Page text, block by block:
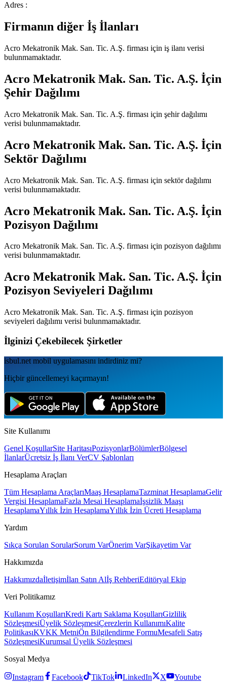
Adres :
Firmanın diğer İş İlanları
Acro Mekatronik Mak. San. Tic. A.Ş. firması için iş ilanı verisi
bulunmamaktadır.
Acro Mekatronik Mak. San. Tic. A.Ş. İçin
Şehir Dağılımı
Acro Mekatronik Mak. San. Tic. A.Ş. firması için şehir dağılımı
verisi bulunmamaktadır.
Acro Mekatronik Mak. San. Tic. A.Ş. İçin
Sektör Dağılımı
Acro Mekatronik Mak. San. Tic. A.Ş. firması için sektör dağılımı
verisi bulunmamaktadır.
Acro Mekatronik Mak. San. Tic. A.Ş. İçin
Pozisyon Dağılımı
Acro Mekatronik Mak. San. Tic. A.Ş. firması için pozisyon dağılımı
verisi bulunmamaktadır.
Acro Mekatronik Mak. San. Tic. A.Ş. İçin
Pozisyon Seviyeleri Dağılımı
Acro Mekatronik Mak. San. Tic. A.Ş. firması için pozisyon
seviyeleri dağılımı verisi bulunmamaktadır.
İlginizi Çekebilecek Şirketler
isbul.net mobil uygulamаsını indirdiniz mi?
Hiçbir güncellemeyi kaçırmayın!
Site Kullanımı
Genel KoşullarSite HaritasıPozisyonlarBölümlerBölgesel
İlanlarÜcretsiz İş İlanı VerCV Şablonları
Hesaplama Araçları
Tüm Hesaplama AraçlarıMaaş HesaplamaTazminat HesaplamaGelir
Vergisi HesaplamaFazla Mesai Hesaplamaİşsizlik Maaşı
HesaplamaYıllık İzin HesaplamaYıllık İzin Ücreti Hesaplama
Yardım
Sıkça Sorulan SorularSorum VarÖnerim VarŞikayetim Var
Hakkımızda
Hakkımızdaİletişimİlan Satın Alİş RehberiEditöryal Ekip
Veri Politikamız
Kullanım KoşullarıKredi Kartı Saklama KoşullarıGizlilik
SözleşmesiÜyelik SözleşmesiÇerezlerin KullanımıKalite
PolitikasıKVKK MetniÖn Bilgilendirme FormuMesafeli Satış
SözleşmesiKurumsal Üyelik Sözleşmesi
Sosyal Medya
Instagram Facebook TikTok LinkedIn X
Youtube